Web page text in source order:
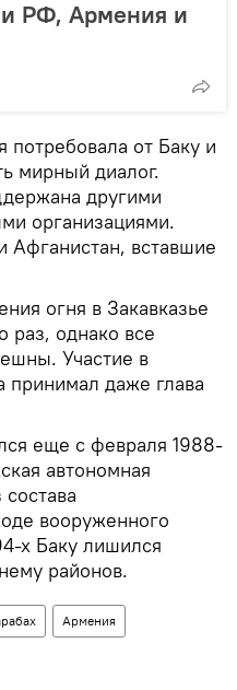
РФ, Армения и
от Баку и
мирный диалог.
другими
организациями.
Афганистан, вставшие
огня в Закавказье
раз, однако все
Участие в
принимал даже глава
еще с февраля 1988-
автономная
вооруженного
х Баку лишился
районов.
Армения